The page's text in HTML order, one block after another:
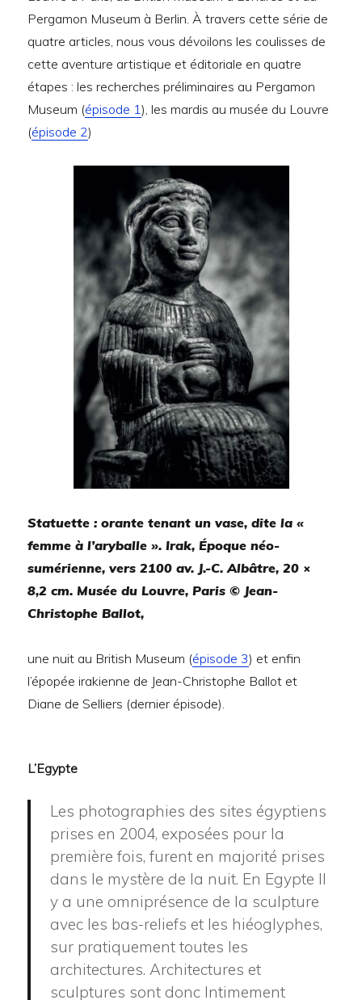
Pergamon Museum à Berlin. À travers cette série de
quatre articles, nous vous dévoilons les coulisses de
cette aventure artistique et éditoriale en quatre
étapes : les recherches préliminaires au Pergamon
Museum (épisode 1), les mardis au musée du Louvre
(épisode 2)
Statuette : orante tenant un vase, dite la «
femme à l’aryballe ». Irak, Époque néo-
sumérienne, vers 2100 av. J.-C. Albâtre, 20 ×
8,2 cm. Musée du Louvre, Paris © Jean-
Christophe Ballot,
une nuit au British Museum (épisode 3) et enfin
l’épopée irakienne de Jean-Christophe Ballot et
Diane de Selliers (dernier épisode).
L’Egypte
Les photographies des sites égyptiens
prises en 2004, exposées pour la
première fois, furent en majorité prises
dans le mystère de la nuit. En Egypte Il
y a une omniprésence de la sculpture
avec les bas-reliefs et les hiéoglyphes,
sur pratiquement toutes les
architectures. Architectures et
sculptures sont donc Intimement